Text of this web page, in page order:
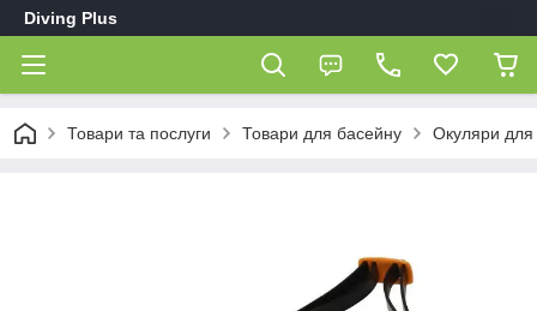
Diving Plus
Товари та послуги Товари для басейну Окуляри